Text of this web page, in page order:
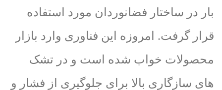
بار در ساختار فضانوردان مورد استفاده
قرار گرفت. امروزه این فناوری وارد بازار
محصولات خواب شده است و در تشک
های سازگاری بالا برای جلوگیری از فشار و